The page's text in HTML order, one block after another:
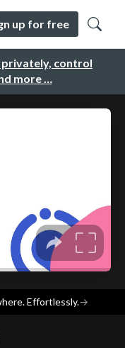
privately, control
more …
up for free
Effortlessly.→